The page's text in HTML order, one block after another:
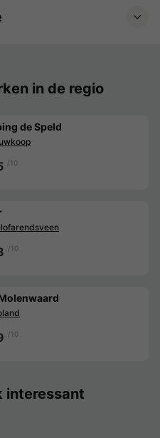
in de regio
de Speld
/10
/10
/10
interessant